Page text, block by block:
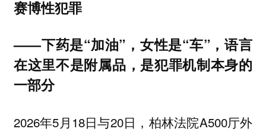
赛博性犯罪
——下药是“加油”，女性是“车”，语言
在这里不是附属品，是犯罪机制本身的
一部分
2026年5月18日与20日，柏林法院A500厅外